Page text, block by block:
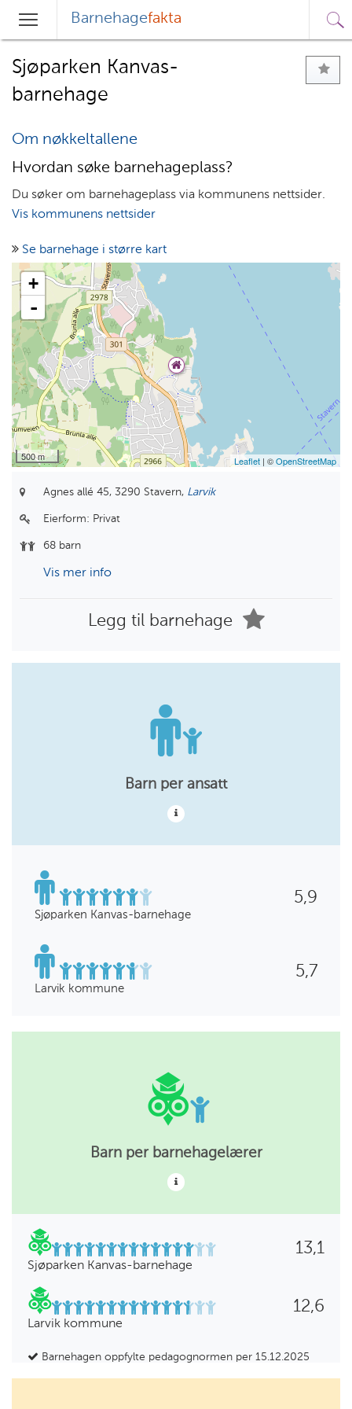
Hovedmeny
Barnehagefakta
Sjøparken Kanvas-
barnehage
Om nøkkeltallene
Hvordan søke barnehageplass?
Du søker om barnehageplass via kommunens nettsider.
Vis kommunens nettsider
Se barnehage i større kart
+
-
500 m Leaflet | ©OpenStreetMap
Agnes allé 45, 3290 Stavern, Larvik
Eierform: Privat
68 barn
Vis mer info
Legg til barnehage
Barn per ansatt
5,9
Sjøparken Kanvas-barnehage
5,7
Larvik kommune
Barn per barnehagelærer
13,1
Sjøparken Kanvas-barnehage
12,6
Larvik kommune
Barnehagen oppfylte pedagognormen per 15.12.2025